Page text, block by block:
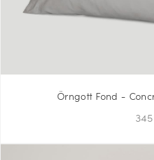
Örngott Fond -
345